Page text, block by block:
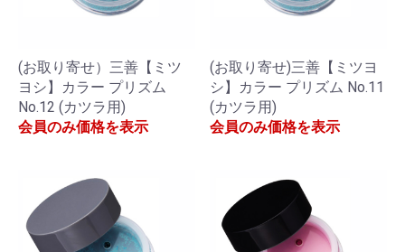
(お取り寄せ）三善【ミツ
ヨシ】カラー プリズム
No.12 (カツラ用)
会員のみ価格を表示
(お取り寄せ)三善【ミツヨ
シ】カラー プリズム No.11
(カツラ用)
会員のみ価格を表示